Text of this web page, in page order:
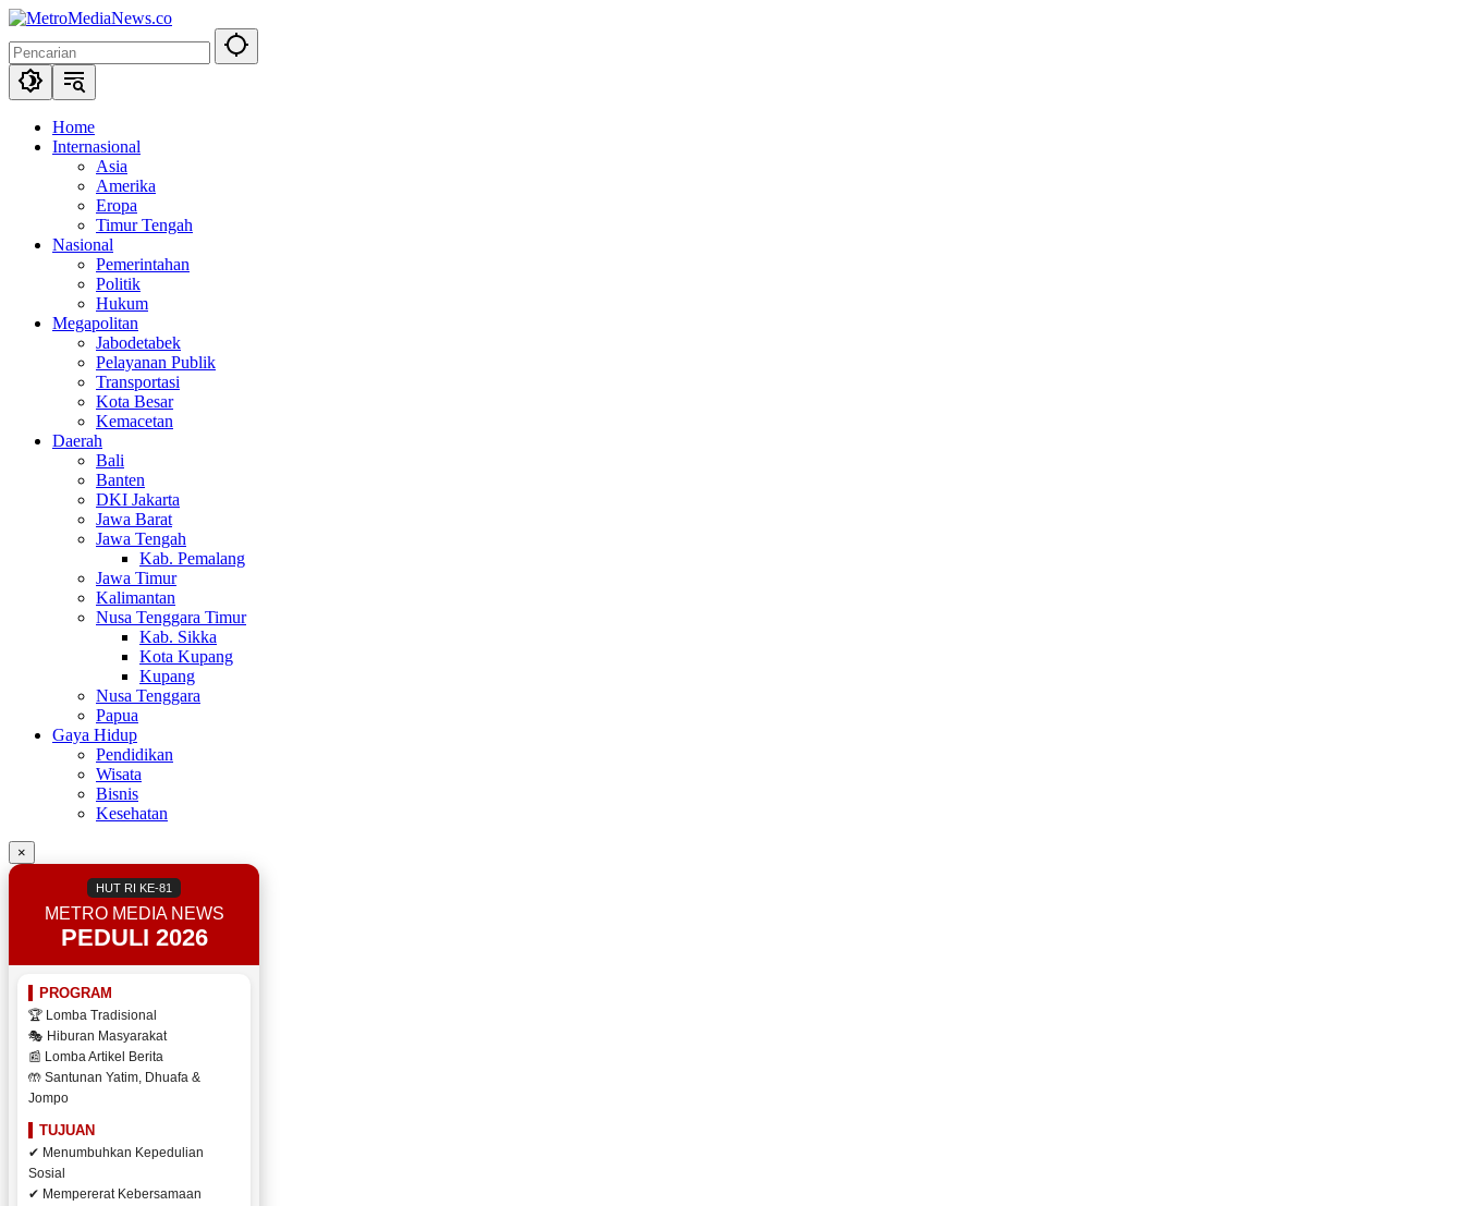
Langsung
konten
Home
Internasional
Asia
Amerika
Eropa
Timur Tengah
Nasional
Pemerintahan
Politik
Hukum
Megapolitan
Jabodetabek
Pelayanan Publik
Transportasi
Kota Besar
Kemacetan
Daerah
Bali
Banten
DKI Jakarta
Jawa Barat
Jawa Tengah
Kab. Pemalang
Jawa Timur
Kalimantan
Nusa Tenggara Timur
Kab. Sikka
Kota Kupang
Kupang
Nusa Tenggara
Papua
Gaya Hidup
Pendidikan
Wisata
Bisnis
Kesehatan
×
HUT RI KE-81
METRO MEDIA NEWS
PEDULI 2026
PROGRAM
🏆 Lomba Tradisional
🎭 Hiburan Masyarakat
📰 Lomba Artikel Berita
🤲 Santunan Yatim, Dhuafa &
Jompo
TUJUAN
✔ Menumbuhkan Kepedulian
Sosial
✔ Mempererat Kebersamaan